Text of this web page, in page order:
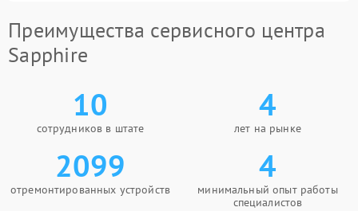
Преимущества сервисного центра
Sapphire
10
сотрудников в штате
4
лет на рынке
2099
отремонтированных устройств
4
минимальный опыт работы
специалистов